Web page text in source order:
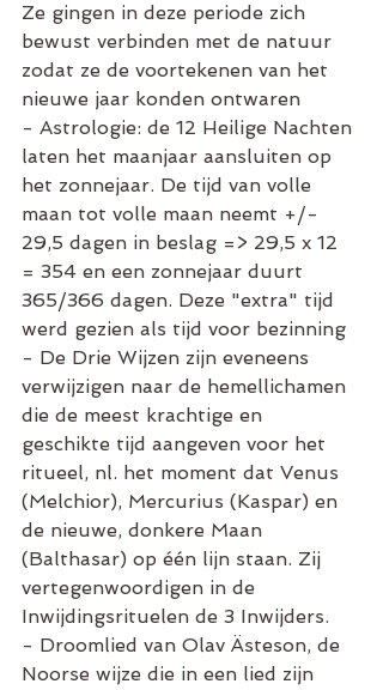
Ze gingen in deze periode zich
bewust verbinden met de natuur
zodat ze de voortekenen van het
nieuwe jaar konden ontwaren
- Astrologie: de 12 Heilige Nachten
laten het maanjaar aansluiten op
het zonnejaar. De tijd van volle
maan tot volle maan neemt +/-
29,5 dagen in beslag => 29,5 x 12
= 354 en een zonnejaar duurt
365/366 dagen. Deze "extra" tijd
werd gezien als tijd voor bezinning
- De Drie Wijzen zijn eveneens
verwijzigen naar de hemellichamen
die de meest krachtige en
geschikte tijd aangeven voor het
ritueel, nl. het moment dat Venus
(Melchior), Mercurius (Kaspar) en
de nieuwe, donkere Maan
(Balthasar) op één lijn staan. Zij
vertegenwoordigen in de
Inwijdingsrituelen de 3 Inwijders.
- Droomlied van Olav Ästeson, de
Noorse wijze die in een lied zijn